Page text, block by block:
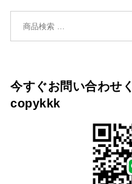
今すぐお問い合わせ
copykkk